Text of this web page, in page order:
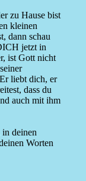
zu Hause bist
kleinen
dann schau
jetzt in
ist Gott nicht
liebt dich, er
dass du
auch mit ihm
deinen
Worten